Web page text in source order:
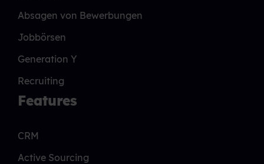
Absagen von Bewerbungen
Jobbörsen
Generation Y
Recruiting
Features
CRM
Active Sourcing